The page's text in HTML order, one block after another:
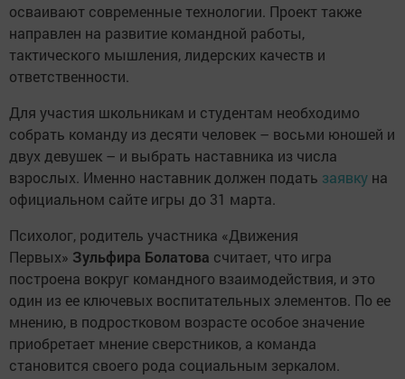
осваивают современные технологии. Проект также
направлен на развитие командной работы,
тактического мышления, лидерских качеств и
ответственности.
Для участия школьникам и студентам необходимо
собрать команду из десяти человек – восьми юношей и
двух девушек – и выбрать наставника из числа
взрослых. Именно наставник должен подать заявку на
официальном сайте игры до 31 марта.
Психолог, родитель участника «Движения
Первых» Зульфира Болатова считает, что игра
построена вокруг командного взаимодействия, и это
один из ее ключевых воспитательных элементов. По ее
мнению, в подростковом возрасте особое значение
приобретает мнение сверстников, а команда
становится своего рода социальным зеркалом.